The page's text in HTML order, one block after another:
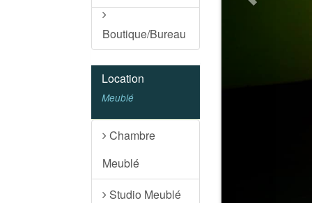
Boutique/Bureau
Location
Meublé
Chambre
Meublé
Studio Meublé